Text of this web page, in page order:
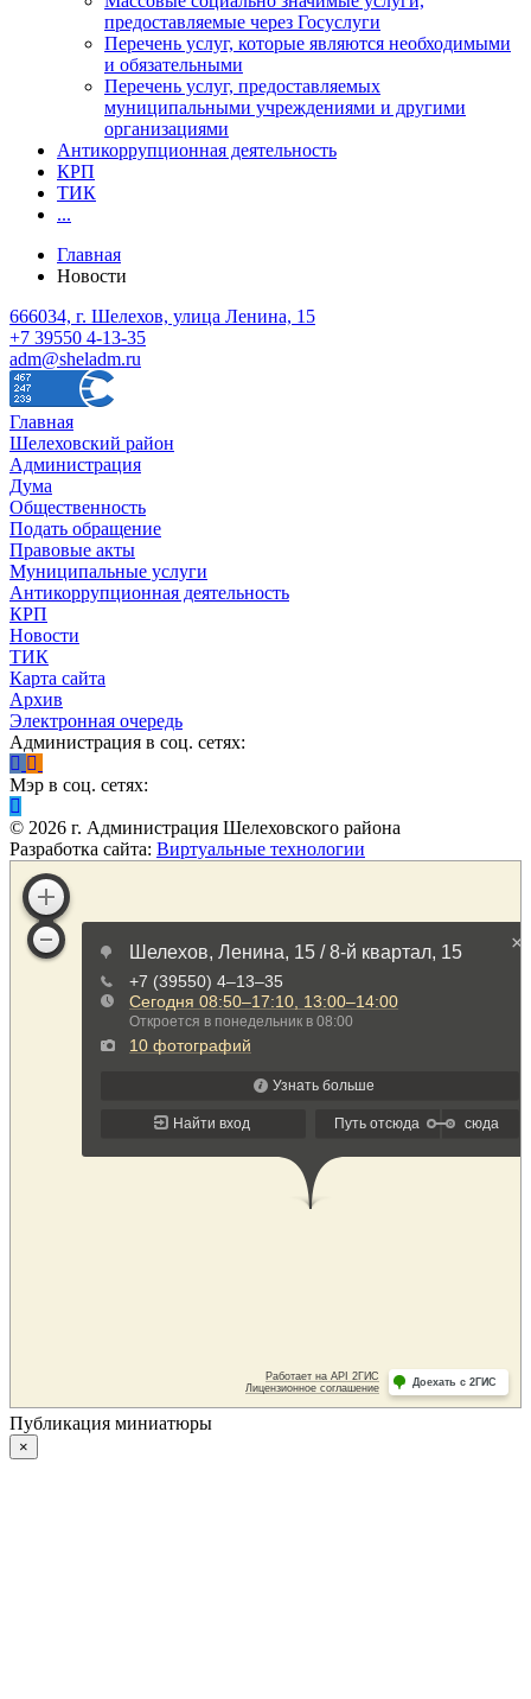
предоставляемые через Госуслуги
Перечень услуг, которые являются необходимыми
и обязательными
Перечень услуг, предоставляемых
муниципальными учреждениями и другими
организациями
Антикоррупционная деятельность
КРП
ТИК
...
Главная
Новости
666034, г. Шелехов, улица Ленина, 15
+7 39550 4-13-35
adm@sheladm.ru
Главная
Шелеховский район
Администрация
Дума
Общественность
Подать обращение
Правовые акты
Муниципальные услуги
Антикоррупционная деятельность
КРП
Новости
ТИК
Карта сайта
Архив
Электронная очередь
Администрация в соц. сетях:
Мэр в соц. сетях:
© 2026 г. Администрация Шелеховского района
Разработка сайта: Виртуальные технологии
Публикация миниатюры
×